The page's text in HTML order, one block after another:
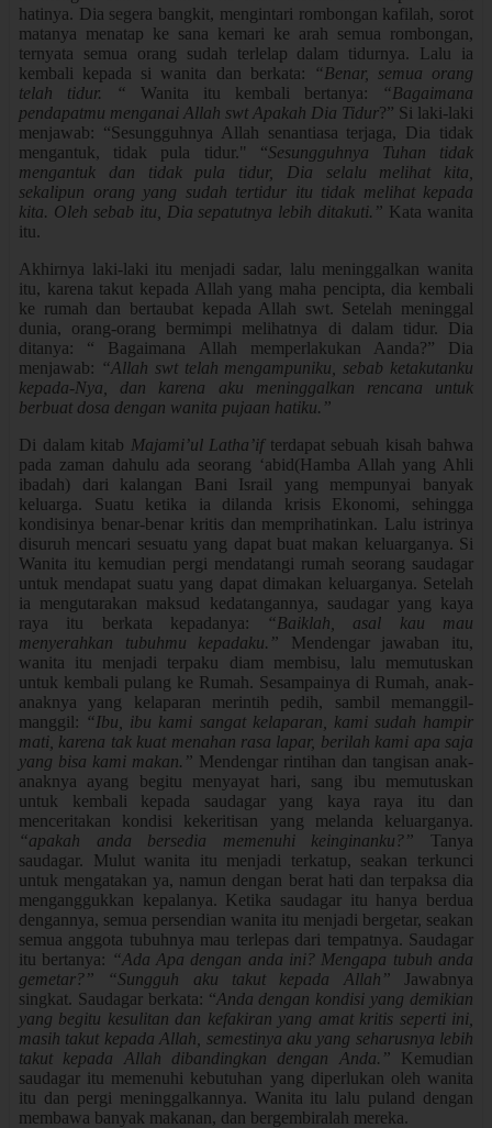
hatinya. Dia segera bangkit, mengintari rombongan kafilah, sorot
matanya menatap ke sana kemari ke arah semua rombongan,
ternyata semua orang sudah terlelap dalam tidurnya. Lalu ia
kembali kepada si wanita dan berkata:
“Benar, semua orang
telah tidur. “
Wanita itu kembali bertanya:
“Bagaimana
pendapatmu menganai Allah swt Apakah Dia Tidur?” Si laki-laki
menjawab: “Sesungguhnya Allah senantiasa terjaga, Dia tidak
mengantuk, tidak pula tidur." “Sesungguhnya Tuhan tidak
mengantuk dan tidak pula tidur, Dia selalu melihat kita,
sekalipun orang yang sudah tertidur itu tidak melihat kepada
kita. Oleh sebab itu, Dia sepatutnya lebih ditakuti.” Kata wanita
itu.
Akhirnya laki-laki itu menjadi sadar, lalu meninggalkan wanita
itu, karena takut kepada Allah yang maha pencipta, dia kembali
ke rumah dan bertaubat kepada Allah swt. Setelah meninggal
dunia, orang-orang bermimpi melihatnya di dalam tidur. Dia
ditanya: “ Bagaimana Allah memperlakukan Aanda?” Dia
menjawab: “Allah swt telah mengampuniku, sebab ketakutanku
kepada-Nya, dan karena aku meninggalkan rencana untuk
berbuat dosa dengan wanita pujaan hatiku.”
Di dalam kitab Majami’ul Latha’ifterdapat sebuah kisah bahwa
pada zaman dahulu ada seorang ‘abid(Hamba Allah yang Ahli
ibadah) dari kalangan Bani Israil yang mempunyai banyak
keluarga. Suatu ketika ia dilanda krisis Ekonomi, sehingga
kondisinya benar-benar kritis dan memprihatinkan. Lalu istrinya
disuruh mencari sesuatu yang dapat buat makan keluarganya. Si
Wanita itu kemudian pergi mendatangi rumah seorang saudagar
untuk mendapat suatu yang dapat dimakan keluarganya. Setelah
ia mengutarakan maksud kedatangannya, saudagar yang kaya
raya itu berkata kepadanya:
“Baiklah, asal kau mau
menyerahkan tubuhmu kepadaku.” Mendengar jawaban itu,
wanita itu menjadi terpaku diam membisu, lalu memutuskan
untuk kembali pulang ke Rumah. Sesampainya di Rumah, anak-
anaknya yang kelaparan merintih pedih, sambil memanggil-
manggil: “Ibu, ibu kami sangat kelaparan, kami sudah hampir
mati, karena tak kuat menahan rasa lapar, berilah kami apa saja
yang bisa kami makan.” Mendengar rintihan dan tangisan anak-
anaknya ayang begitu menyayat hari, sang ibu memutuskan
untuk kembali kepada saudagar yang kaya raya itu dan
menceritakan kondisi kekeritisan yang melanda keluarganya.
“apakah anda bersedia memenuhi keinginanku?” Tanya
saudagar. Mulut wanita itu menjadi terkatup, seakan terkunci
untuk mengatakan ya, namun dengan berat hati dan terpaksa dia
menganggukkan kepalanya. Ketika saudagar itu hanya berdua
dengannya, semua persendian wanita itu menjadi bergetar, seakan
semua anggota tubuhnya mau terlepas dari tempatnya. Saudagar
itu bertanya: “Ada Apa dengan anda ini? Mengapa tubuh anda
gemetar?” “Sungguh aku takut kepada Allah” Jawabnya
singkat. Saudagar berkata: “Anda dengan kondisi yang demikian
yang begitu kesulitan dan kefakiran yang amat kritis seperti ini,
masih takut kepada Allah, semestinya aku yang seharusnya lebih
takut kepada Allah dibandingkan dengan Anda.” Kemudian
saudagar itu memenuhi kebutuhan yang diperlukan oleh wanita
itu dan pergi meninggalkannya. Wanita itu lalu puland dengan
membawa banyak makanan, dan bergembiralah mereka.